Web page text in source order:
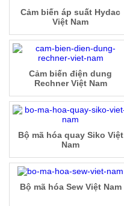
Cảm biến áp suất Hydac
Việt Nam
Cảm biến điện dung
Rechner Việt Nam
Bộ mã hóa quay Siko Việt
Nam
Bộ mã hóa Sew Việt Nam